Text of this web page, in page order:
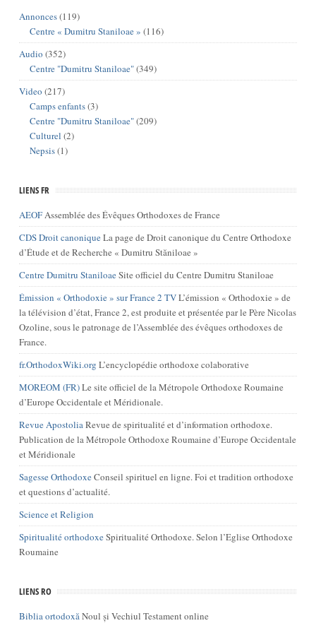
Annonces(119)
Centre « Dumitru Staniloae » (116)
Audio (352)
Centre "Dumitru Staniloae"(349)
Video (217)
Camps enfants(3)
Centre "Dumitru Staniloae"(209)
Culturel (2)
Nepsis(1)
LIENS FR
AEOFAssemblée des Évêques Orthodoxes de France
CDS Droit canoniqueLa page de Droit canonique du Centre Orthodoxe
d’Étude et de Recherche « Dumitru Stăniloae »
Centre Dumitru StaniloaeSite officiel du Centre Dumitru Staniloae
Émission « Orthodoxie » sur France 2 TVL’émission « Orthodoxie » de
la télévision d’état, France 2, est produite et présentée par le Père Nicolas
Ozoline, sous le patronage de l’Assemblée des évêques orthodoxes de
France.
fr.OrthodoxWiki.org L’encyclopédie orthodoxe colaborative
MOREOM (FR)Le site officiel de la Métropole Orthodoxe Roumaine
d’Europe Occidentale et Méridionale.
Revue ApostoliaRevue de spiritualité et d’information orthodoxe.
Publication de la Métropole Orthodoxe Roumaine d’Europe Occidentale
et Méridionale
Sagesse OrthodoxeConseil spirituel en ligne. Foi et tradition orthodoxe
et questions d’actualité.
Science et Religion
Spiritualité orthodoxeSpiritualité Orthodoxe. Selon l’Eglise Orthodoxe
Roumaine
LIENS RO
Biblia ortodoxăNoul și Vechiul Testament online